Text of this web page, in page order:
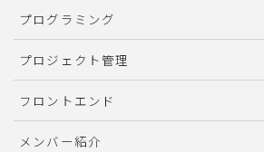
プログラミング
プロジェクト管理
フロントエンド
メンバー紹介